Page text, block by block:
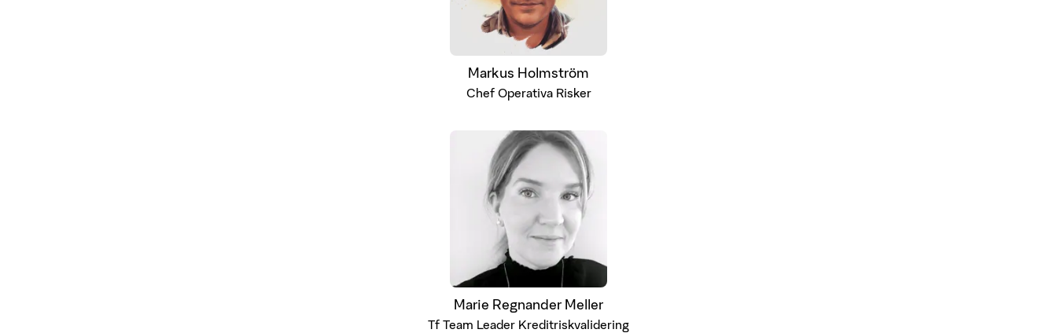
Markus Holmström
Chef Operativa Risker
Marie Regnander Meller
Tf Team Leader Kreditriskvalidering